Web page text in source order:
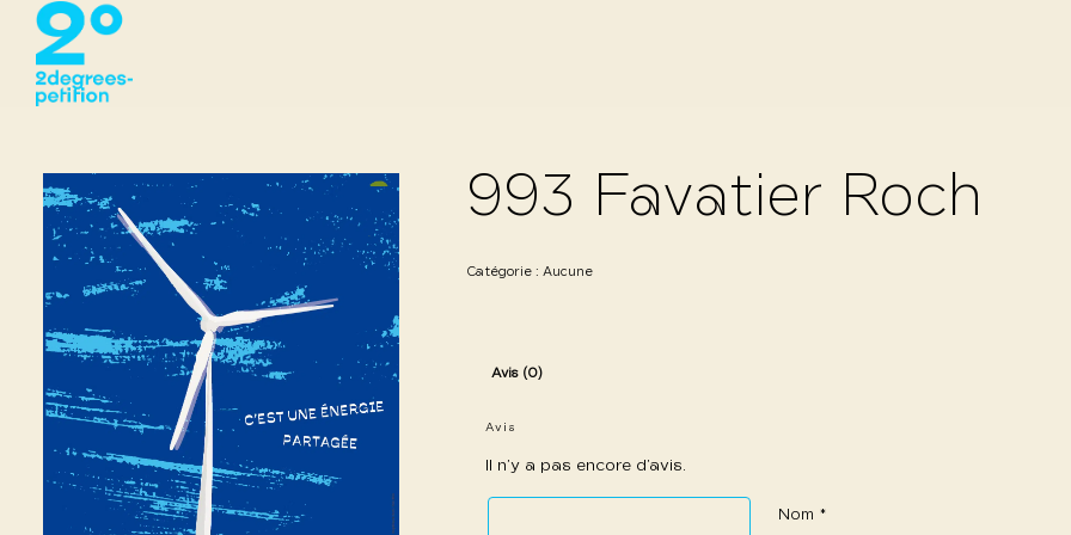
993 Favatier Roch
Catégorie : Aucune
Avis (0)
Avis
Il n’y a pas encore d’avis.
Nom *